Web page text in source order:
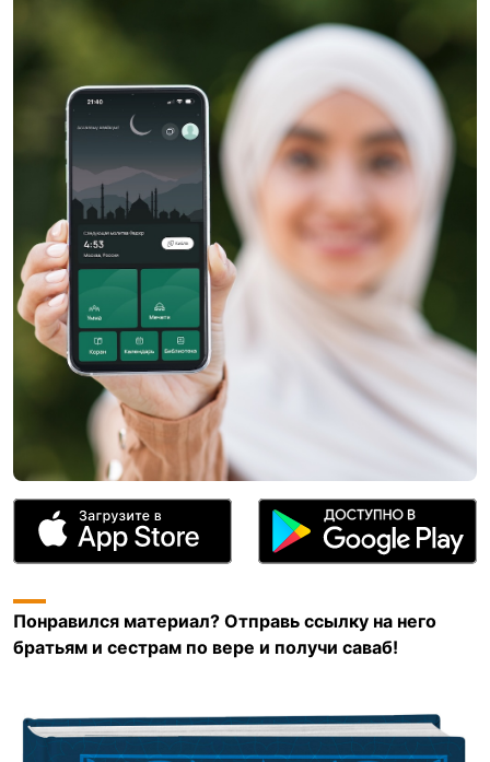
Понравился материал? Отправь ссылку на него
братьям и сестрам по вере и получи саваб!